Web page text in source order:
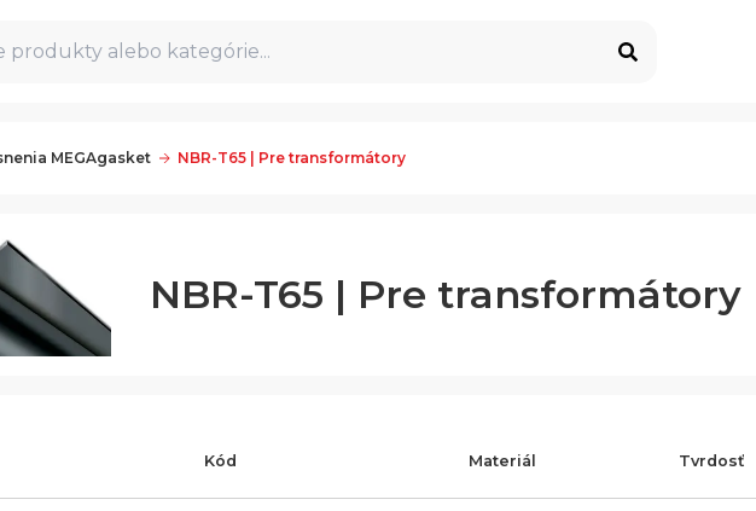
produkty alebo kategórie...
MEGAgasket NBR-T65 | Pre transformátory
NBR-T65 | Pre transformátory
Kód Materiál Tvrdosť